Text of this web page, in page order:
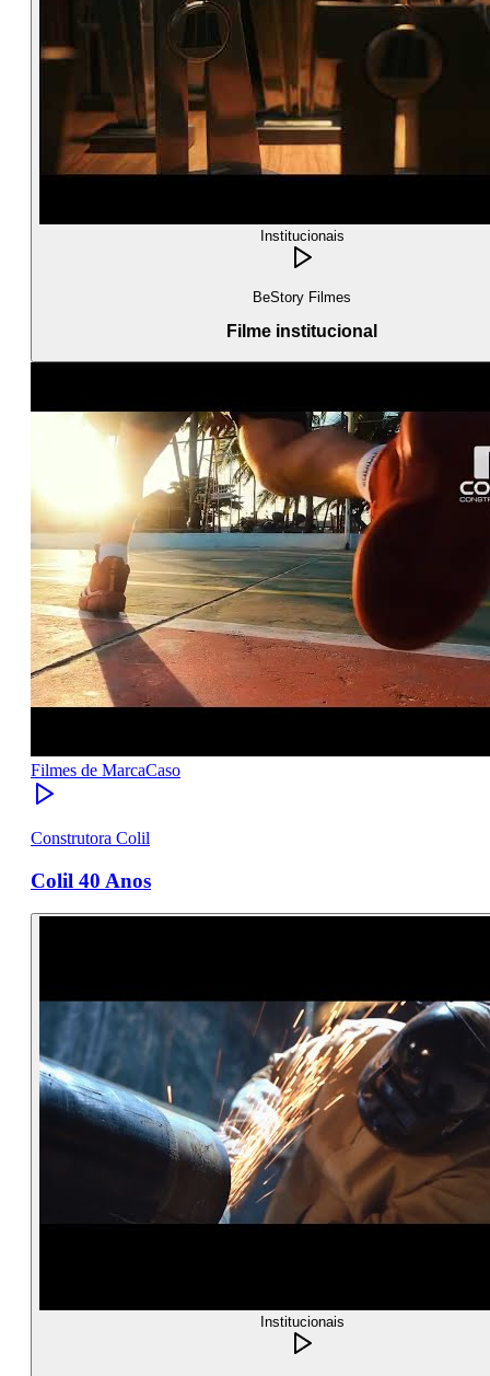
Institucionais
BeStory Filmes
Filme institucional
Filmes de MarcaCaso
Construtora Colil
Colil 40 Anos
Institucionais